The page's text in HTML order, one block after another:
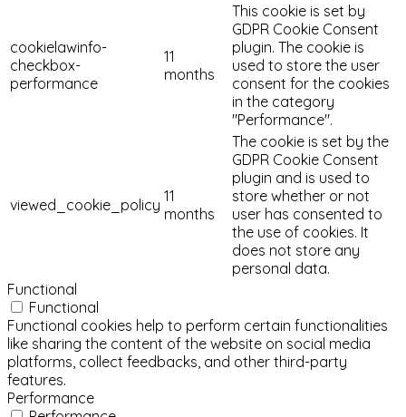
cookielawinfo-
checkbox-
performance
11
months
This cookie is set by
GDPR Cookie Consent
plugin. The cookie is
used to store the user
consent for the cookies
in the category
"Performance".
viewed_cookie_policy 11
months
The cookie is set by the
GDPR Cookie Consent
plugin and is used to
store whether or not
user has consented to
the use of cookies. It
does not store any
personal data.
Functional
Functional
Functional cookies help to perform certain functionalities
like sharing the content of the website on social media
platforms, collect feedbacks, and other third-party
features.
Performance